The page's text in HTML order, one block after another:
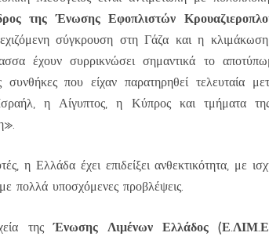
της Ένωσης Εφοπλιστών
σύγκρουση στη Γάζα και η
έχουν συρρικνώσει σημαντικά το
συνθήκες που είχαν παρατηρηθεί τελευταία
η Αίγυπτος, η Κύπρος και τμήματα
η Ελλάδα έχει επιδείξει ανθεκτικότητα, με
πολλά υποσχόμενες προβλέψεις.
τηςΈνωσης Λιμένων Ελλάδος